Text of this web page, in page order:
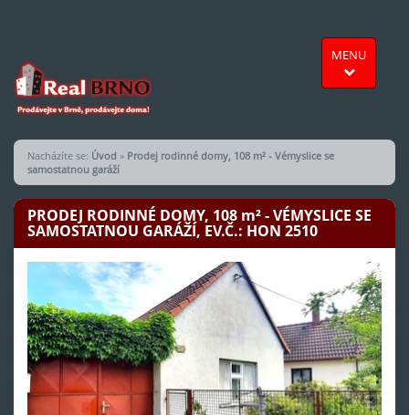
MENU
Nacházíte se: Úvod » Prodej rodinné domy, 108 m² - Vémyslice se
samostatnou garáží
PRODEJ RODINNÉ DOMY, 108 m²- VÉMYSLICE SE
SAMOSTATNOU GARÁŽÍ, EV.Č.: HON 2510